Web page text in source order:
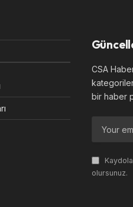
CSA
bir haber
olursunuz.